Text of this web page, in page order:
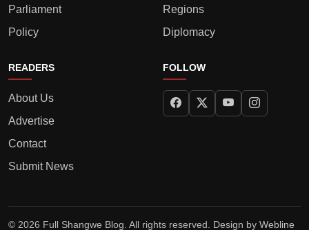
Parliament
Policy
Regions
Diplomacy
READERS
About Us
Advertise
Contact
Submit News
FOLLOW
© 2026 Full Shangwe Blog. All rights reserved. Design by Webline